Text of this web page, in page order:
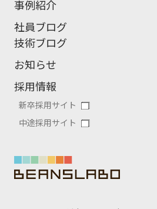
事例紹介
社員ブログ
技術ブログ
お知らせ
採用情報
新卒採用サイト
中途採用サイト